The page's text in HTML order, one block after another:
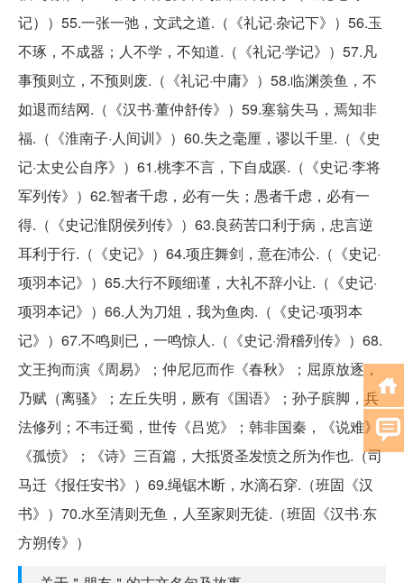
记））55.一张一弛，文武之道.（《礼记·杂记下》）56.玉
不琢，不成器；人不学，不知道.（《礼记·学记》）57.凡
事预则立，不预则废.（《礼记·中庸》）58.临渊羡鱼，不
如退而结网.（《汉书·董仲舒传》）59.塞翁失马，焉知非
福.（《淮南子·人间训》）60.失之毫厘，谬以千里.（《史
记·太史公自序》）61.桃李不言，下自成蹊.（《史记·李将
军列传》）62.智者千虑，必有一失；愚者千虑，必有一
得.（《史记淮阴侯列传》）63.良药苦口利于病，忠言逆
耳利于行.（《史记》）64.项庄舞剑，意在沛公.（《史记·
项羽本记》）65.大行不顾细谨，大礼不辞小让.（《史记·
项羽本记》）66.人为刀俎，我为鱼肉.（《史记·项羽本
记》）67.不鸣则已，一鸣惊人.（《史记·滑稽列传》）68.
文王拘而演《周易》；仲尼厄而作《春秋》；屈原放逐，
乃赋（离骚》；左丘失明，厥有《国语》；孙子膑脚，兵
法修列；不韦迁蜀，世传《吕览》；韩非国秦，《说难》
《孤愤》；《诗》三百篇，大抵贤圣发愤之所为作也.（司
马迁《报任安书》）69.绳锯木断，水滴石穿.（班固《汉
书》）70.水至清则无鱼，人至家则无徒.（班固《汉书·东
方朔传》）